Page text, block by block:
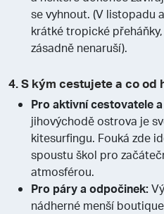
se vyhnout. (V listopadu
krátké tropické
zásadně nenaruší).
4. S kým cestujete a co od
Pro aktivní cestovatele
jihovýchodě ostrova je
kitesurfingu. Fouká zde
spoustu škol pro
atmosférou.
Pro páry a odpočinek:
nádherné menší